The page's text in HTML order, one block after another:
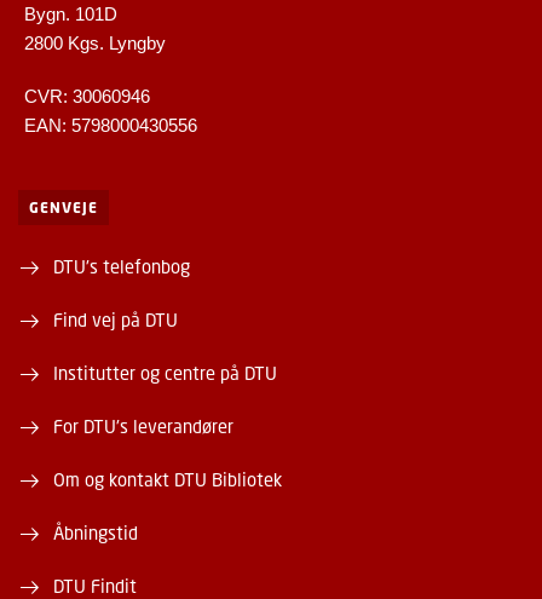
Bygn. 101D
2800 Kgs. Lyngby
CVR: 30060946
EAN: 5798000430556
GENVEJE
DTU's telefonbog
Find vej på DTU
Institutter og centre på DTU
For DTU's leverandører
Om og kontakt DTU Bibliotek
Åbningstid
DTU Findit